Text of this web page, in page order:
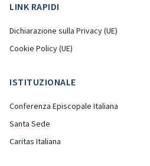
LINK RAPIDI
Dichiarazione sulla Privacy (UE)
Cookie Policy (UE)
ISTITUZIONALE
Conferenza Episcopale Italiana
Santa Sede
Caritas Italiana